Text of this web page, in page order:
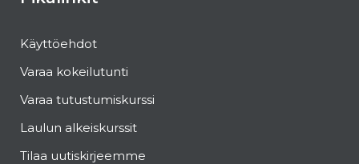
Käyttöehdot
Varaa kokeilutunti
Varaa tutustumiskurssi
Laulun alkeiskurssit
Tilaa uutiskirjeemme